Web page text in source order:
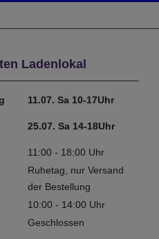
Ladenlokal
11.07. Sa 10-17Uhr
25.07. Sa 14-18Uhr
11:00 - 18:00 Uhr
Ruhetag, nur Versand
der Bestellung
10:00 - 14:00 Uhr
Geschlossen